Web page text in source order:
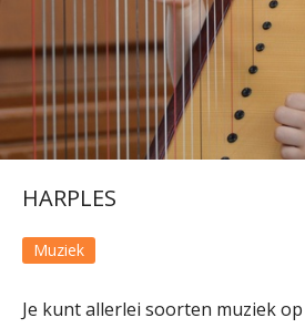
HARPLES
Muziek
Je kunt allerlei soorten muziek